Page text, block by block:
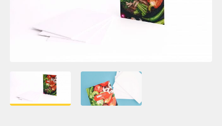
Orajet 3640
ПЭТ листовой